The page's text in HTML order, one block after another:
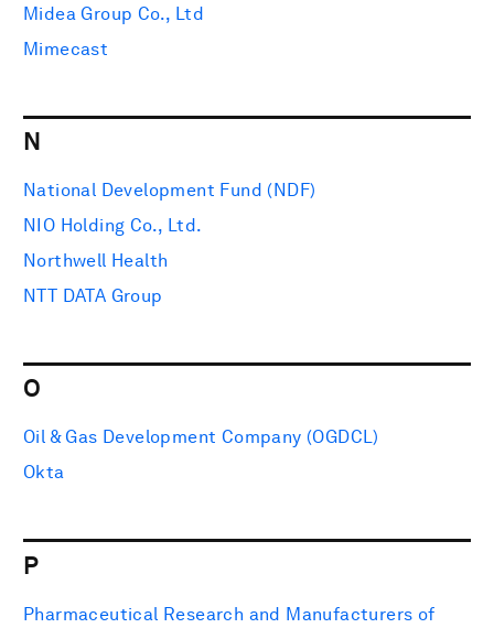
Midea Group Co., Ltd
Mimecast
N
National Development Fund (NDF)
NIO Holding Co., Ltd.
Northwell Health
NTT DATA Group
O
Oil & Gas Development Company (OGDCL)
Okta
P
Pharmaceutical Research and Manufacturers of